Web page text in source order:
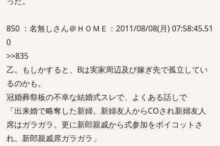
850 ：名無しさん＠ＨＯＭＥ：2011/08/08(月) 07:58:45.51
0
>>835
乙。もしかすると、Bは実家周辺及び嫁ぎ先で孤立してい
るのかも。
冠婚葬祭板の不幸な結婚式スレで、よくある話しで
「出来婚で略奪した新婦。新婦友人からCOされ新婦友人
席はガラガラ。更に新郎親戚から式参加をボイコットさ
れ、新郎親戚席ガラガラ」